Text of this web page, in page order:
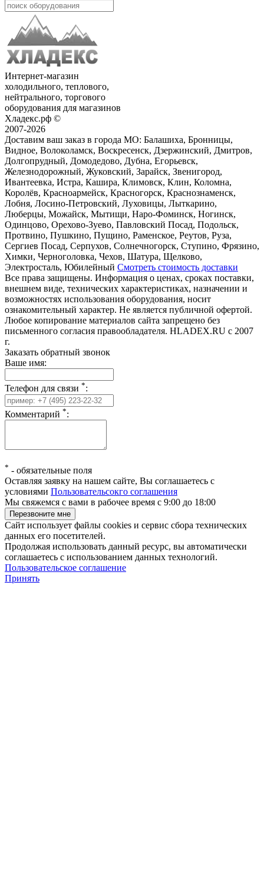
Интернет-магазин
холодильного, теплового,
нейтрального, торгового
оборудования для магазинов
Хладекс.рф ©
2007-2026
Доставим ваш заказ в города МО: Балашиха, Бронницы,
Видное, Волоколамск, Воскресенск, Дзержинский, Дмитров,
Долгопрудный, Домодедово, Дубна, Егорьевск,
Железнодорожный, Жуковский, Зарайск, Звенигород,
Ивантеевка, Истра, Кашира, Климовск, Клин, Коломна,
Королёв, Красноармейск, Красногорск, Краснознаменск,
Лобня, Лосино-Петровский, Луховицы, Лыткарино,
Люберцы, Можайск, Мытищи, Наро-Фоминск, Ногинск,
Одинцово, Орехово-Зуево, Павловский Посад, Подольск,
Протвино, Пушкино, Пущино, Раменское, Реутов, Руза,
Сергиев Посад, Серпухов, Солнечногорск, Ступино, Фрязино,
Химки, Черноголовка, Чехов, Шатура, Щелково,
Электросталь, Юбилейный Смотреть стоимость доставки
Все права защищены. Информация о ценах, сроках поставки,
внешнем виде, технических характеристиках, назначении и
возможностях использования оборудования, носит
ознакомительный характер. Не является публичной офертой.
Любое копирование материалов сайта запрещено без
письменного согласия правообладателя. HLADEX.RU c 2007
г.
Заказать обратный звонок
Ваше имя:
Телефон для связи *:
Комментарий *:
* - обязательные поля
Оставляя заявку на нашем сайте, Вы соглашаетесь с
условиями Пользовательсокго соглашения
Мы свяжемся с вами в рабочее время с 9:00 до 18:00
Сайт использует файлы cookies и сервис сбора технических
данных его посетителей.
Продолжая использовать данный ресурс, вы автоматически
соглашаетесь с использованием данных технологий.
Пользовательское соглашение
Принять